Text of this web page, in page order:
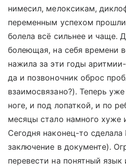
нимесил, мелоксикам,
переменным успехом
болела всё сильнее и чаще.
болеющая, на себя времени
нажила за эти годы
да и позвоночник оброс
взаимосвязано?). Теперь
ноге, и под лопаткой, и по
месяцы стало намного хуже
Сегодня наконец-то
заключение в документе).
перевести на понятный язык